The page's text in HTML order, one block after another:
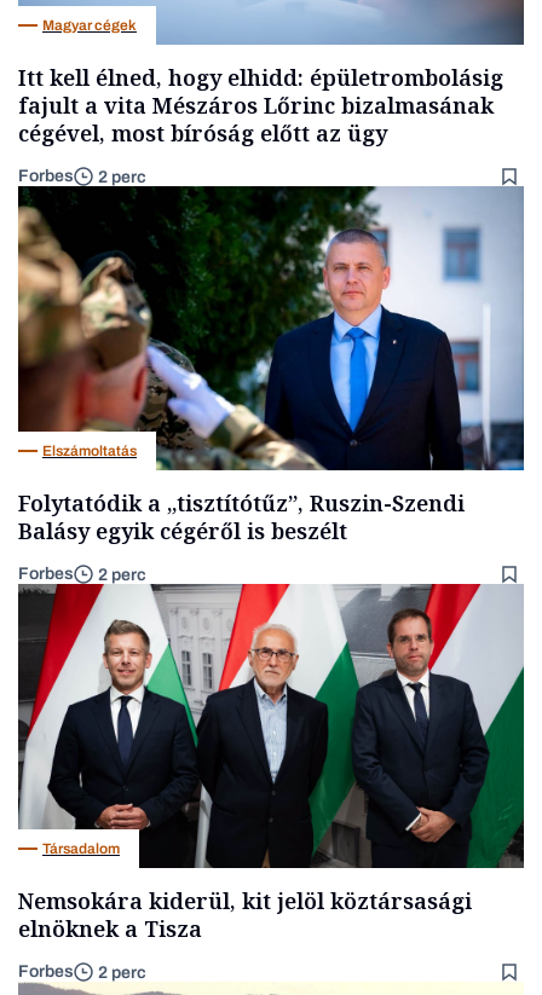
Magyar cégek
Itt kell élned, hogy elhidd: épületrombolásig
fajult a vita Mészáros Lőrinc bizalmasának
cégével, most bíróság előtt az ügy
Forbes 2 perc
Elszámoltatás
Folytatódik a „tisztítótűz”, Ruszin-Szendi
Balásy egyik cégéről is beszélt
Forbes 2 perc
Társadalom
Nemsokára kiderül, kit jelöl köztársasági
elnöknek a Tisza
Forbes 2 perc